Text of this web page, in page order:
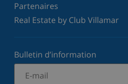
Partenaires
Real Estate by Club Villamar
Bulletin d’information